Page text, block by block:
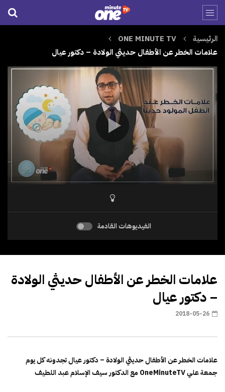
الرئيسية
ONE MINUTE TV
علامات الخطر عن الأطفال حديثي الولادة – دكتور عيال
الفيديوهات القادمة
علامات الخطر عن الأطفال حديثي الولادة
– دكتور عيال
2018-05-26
علامات الخطر عن الأطفال حديثي الولادة – دكتور عيال تجدونه كل يوم
جمعة علي OneMinuteTV مع الدكتور سيف الإسلام عبد اللطيف